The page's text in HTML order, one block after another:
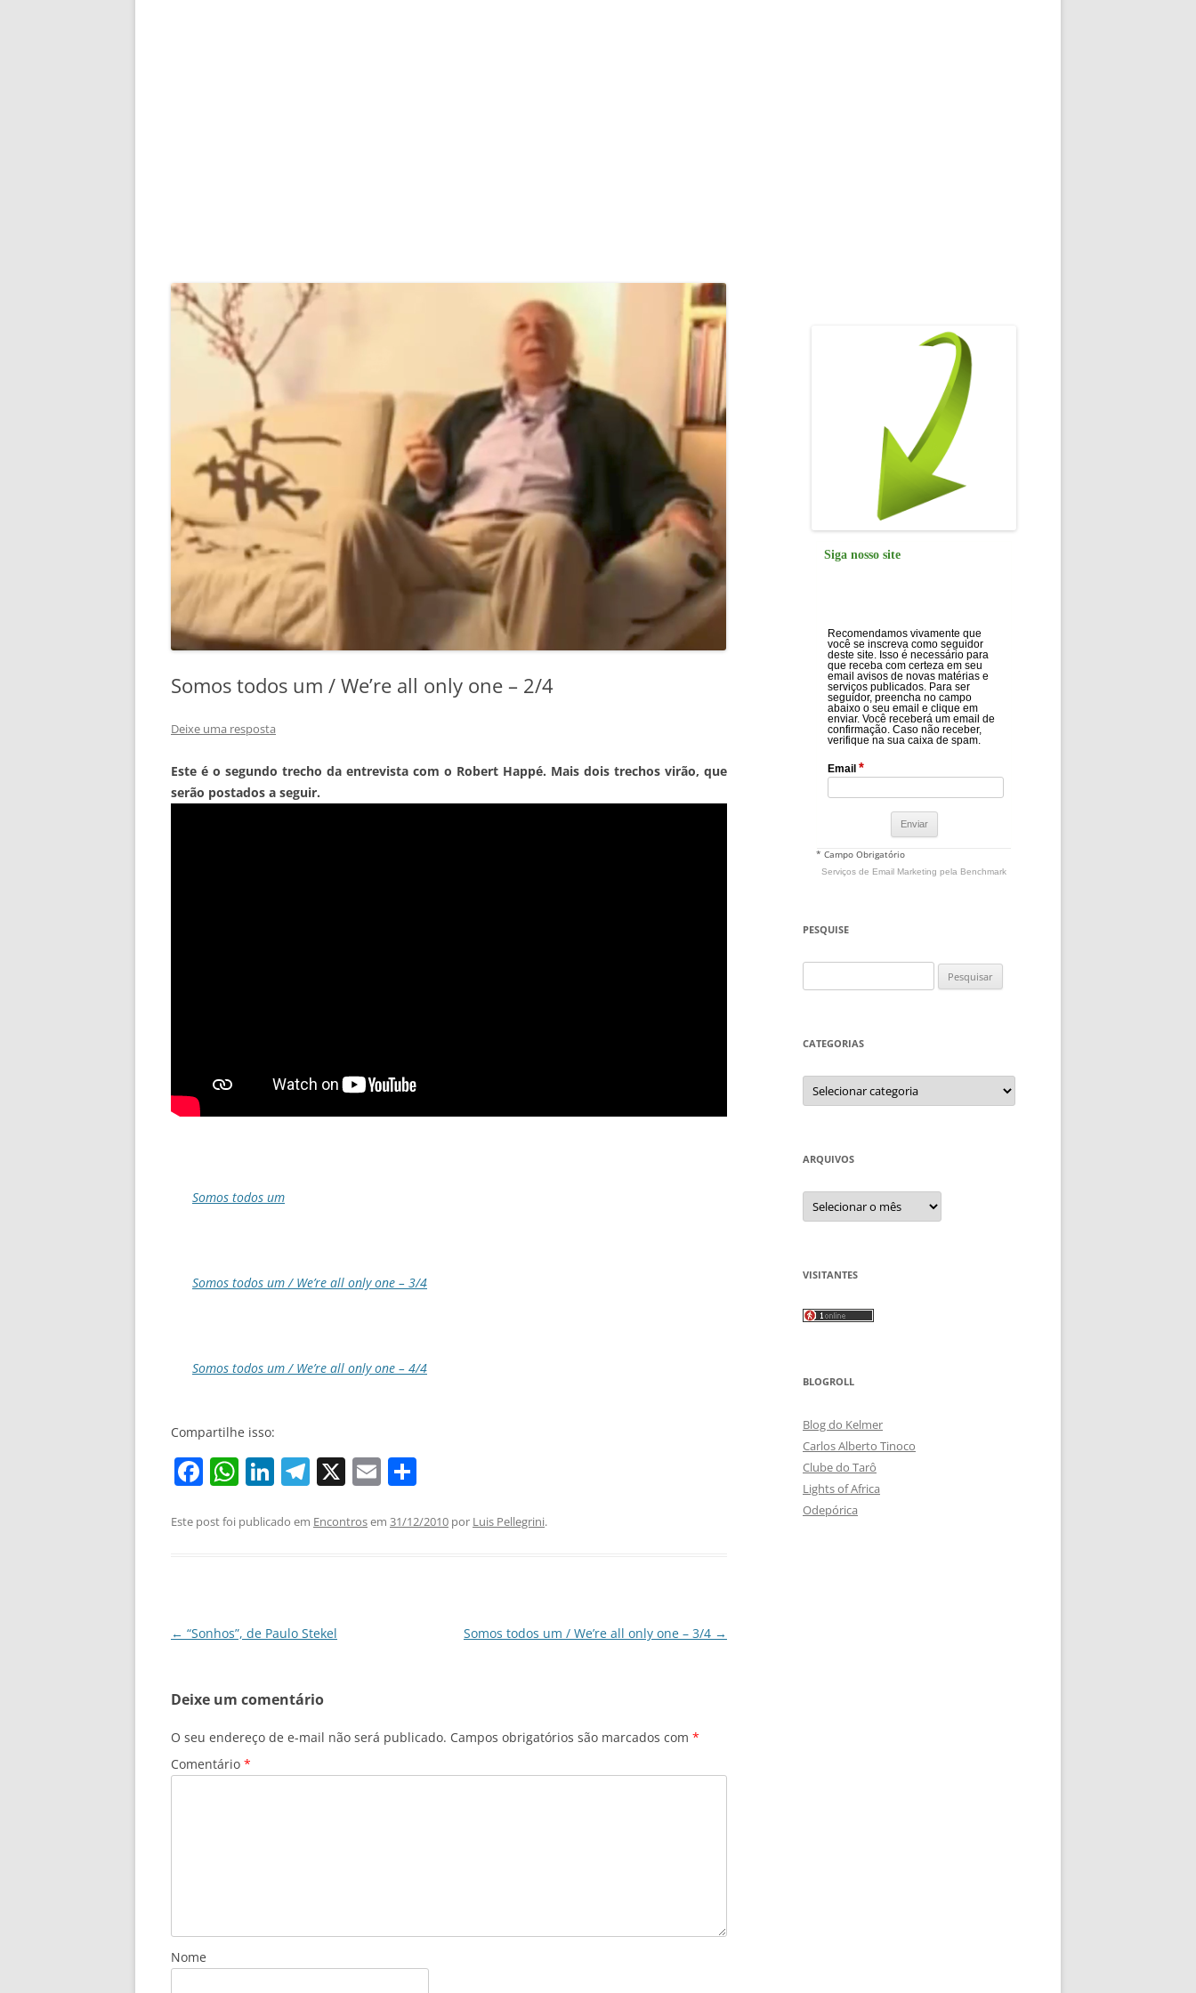
Somos todos um / We’re all only one – 2/4
Deixe uma resposta
Este é o segundo trecho da entrevista com o Robert Happé. Mais dois trechos virão, que
serão postados a seguir.
Somos todos um
Somos todos um / We’re all only one – 3/4
Somos todos um / We’re all only one – 4/4
Compartilhe isso:
F
c
o
W
at
p
Li
k
T
e
X E
ai ar
Este post foi publicado em Encontrosem 31/12/2010 por Luis Pellegrini.
Navegação
← “Sonhos”, de Paulo Stekel Somos todos um / We’re all only one – 3/4 →
Deixe um comentário
O seu endereço de e-mail não será publicado. Campos obrigatórios são marcados com *
Comentário *
Nome
Siga nosso site
Recomendamos vivamente que
você se inscreva como seguidor
deste site. Isso é necessário para
que receba com certeza em seu
email avisos de novas matérias e
serviços publicados. Para ser
seguidor, preencha no campo
abaixo o seu email e clique em
enviar. Você receberá um email de
confirmação. Caso não receber,
verifique na sua caixa de spam.
Email *
* Campo Obrigatório
Serviços de Email Marketing pela Benchmark
PESQUISE
por:
CATEGORIAS
Categorias
ARQUIVOS
Arquivos
VISITANTES
BLOGROLL
Blog do Kelmer
Carlos Alberto Tinoco
Clube do Tarô
Lights of Africa
Odepórica